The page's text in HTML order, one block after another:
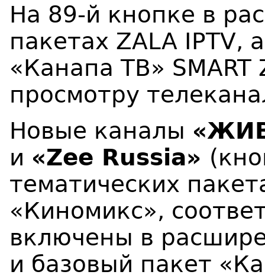
На 89-й кнопке в
пакетах ZALA IPTV,
«Канапа ТВ» SMART
просмотру
Новые каналы
и «Zee Russia»
тематических
«Киномикс»,
включены в
и базовый пакет